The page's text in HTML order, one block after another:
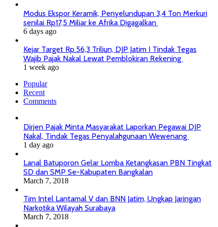
Modus Ekspor Keramik, Penyelundupan 3,4 Ton Merkuri
senilai Rp17,5 Miliar ke Afrika Digagalkan
6 days ago
Kejar Target Rp.56,3 Triliun, DJP Jatim I Tindak Tegas
Wajib Pajak Nakal Lewat Pemblokiran Rekening
1 week ago
Popular
Recent
Comments
Dirjen Pajak Minta Masyarakat Laporkan Pegawai DJP
Nakal, Tindak Tegas Penyalahgunaan Wewenang
1 day ago
Lanal Batuporon Gelar Lomba Ketangkasan PBN Tingkat
SD dan SMP Se-Kabupaten Bangkalan
March 7, 2018
Tim Intel Lantamal V dan BNN Jatim, Ungkap Jaringan
Narkotika Wilayah Surabaya
March 7, 2018